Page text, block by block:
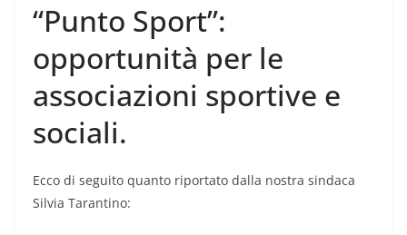
“Punto Sport”:
opportunità per le
associazioni sportive e
sociali.
Ecco di seguito quanto riportato dalla nostra sindaca
Silvia Tarantino: